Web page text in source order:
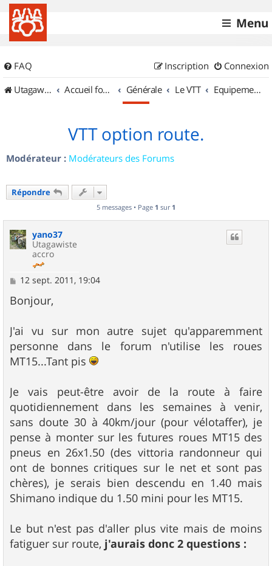
Menu
FAQ Connexion
Inscription
UtagawaVTT (Randos VTT et VTTAE avec traces GPS)
Accueil forum Générale Le VTT Equipements et Accessoires
VTT option route.
Modérateur : Modérateurs des Forums
Répondre
5 messages • Page 1 sur 1
yano37
Utagawiste
accro
M
s
s
g
e
12 sept. 2011, 19:04
Bonjour,
J'ai vu sur mon autre sujet qu'apparemment
personne dans le forum n'utilise les roues
MT15...Tant pis
Je vais peut-être avoir de la route à faire
quotidiennement dans les semaines à venir,
sans doute 30 à 40km/jour (pour vélotaffer), je
pense à monter sur les futures roues MT15 des
pneus en 26x1.50 (des vittoria randonneur qui
ont de bonnes critiques sur le net et sont pas
chères), je serais bien descendu en 1.40 mais
Shimano indique du 1.50 mini pour les MT15.
Le but n'est pas d'aller plus vite mais de moins
fatiguer sur route, j'aurais donc 2 questions :